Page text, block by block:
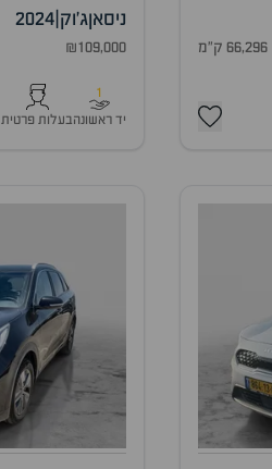
66,296 ק"מ
ניסאןג'וק 2024
₪109,000
1
יד ראשונהבעלות פרטית